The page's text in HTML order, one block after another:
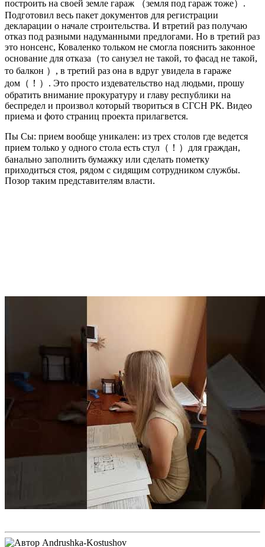
построить на своей земле гараж （земля под гараж тоже）.
Подготовил весь пакет документов для регистрации
декларации о начале строительства. И втретий раз получаю
отказ под разными надуманными предлогами. Но в третий раз
это нонсенс, Коваленко тольком не смогла пояснить законное
основание для отказа（то санузел не такой, то фасад не такой,
то балкон ）, в третий раз она в вдруг увидела в гараже
дом（！）. Это просто издевательство над людьми, прошу
обратить внимание прокуратуру и главу республики на
беспредел и произвол который твориться в СГСН РК. Видео
приема и фото страниц проекта прилагвется.
Пы Сы: прием вообще уникален: из трех столов где ведется
прием только у одного стола есть стул（！）для граждан,
банально заполнить бумажку или сделать пометку
приходиться стоя, рядом с сидящим сотрудником службы.
Позор таким представителям власти.